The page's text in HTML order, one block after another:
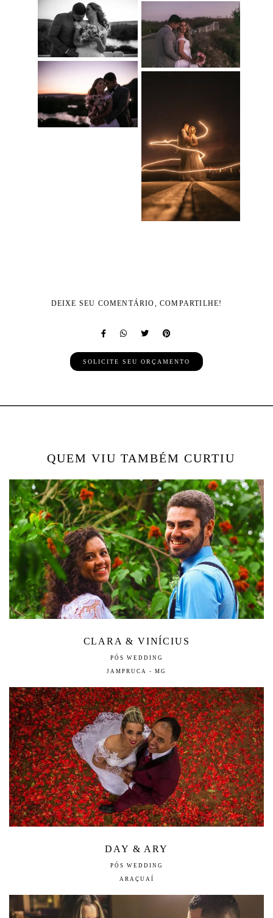
DEIXE SEU COMENTÁRIO, COMPARTILHE!
SOLICITE SEU ORÇAMENTO
QUEM VIU TAMBÉM CURTIU
CLARA & VINÍCIUS
PÓS WEDDING
JAMPRUCA - MG
DAY & ARY
PÓS WEDDING
ARAÇUAÍ